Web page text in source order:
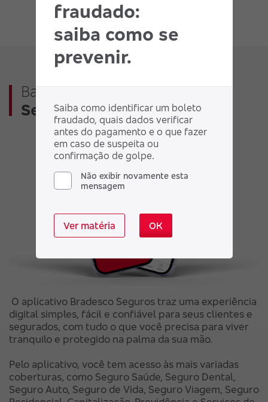
fraudado:
saiba como se
prevenir.
Saiba como identificar um boleto
fraudado, quais dados verificar
antes do pagamento e o que fazer
em caso de suspeita ou
confirmação de golpe.
Não exibir novamente esta
mensagem
Ver matéria OK
Baixe o aplicativo
Seguros
O aplicativo Bradesco Seguros traz uma experiência
digital simples, fácil e confiável para seus clientes e
segurados, com tudo o que você precisa para viver
tranquilo e protegido na palma da sua mão.
Pelo aplicativo, você tem acesso às mais variadas
coberturas, como Seguro Saúde, Seguro Dental,
Seguro Auto, Seguro de Vida, Seguro Viagem, Seguro